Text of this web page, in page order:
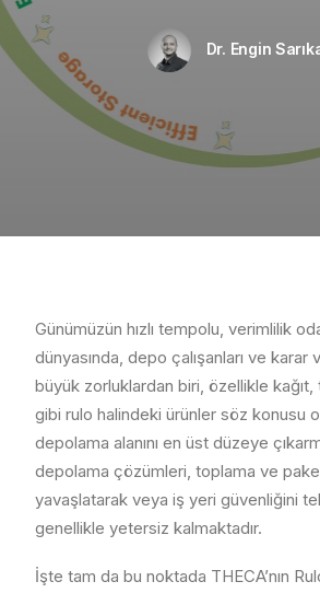
Dr. Engin
Günümüzün hızlı tempolu, verimlilik
dünyasında, depo çalışanları ve karar
büyük zorluklardan biri, özellikle
gibi rulo halindeki ürünler söz konusu
depolama alanını en üst düzeye
depolama çözümleri, toplama ve
yavaşlatarak veya iş yeri güvenliğini
genellikle yetersiz kalmaktadır.
İşte tam da bu noktada THECA’nın